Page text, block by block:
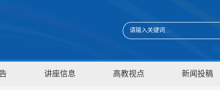
讲座信息 高教视点 新闻投稿